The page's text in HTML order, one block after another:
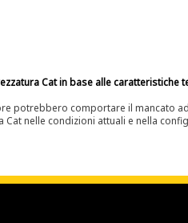
Cat in base alle caratteristiche
potrebbero comportare il mancato
nelle condizioni attuali e nella